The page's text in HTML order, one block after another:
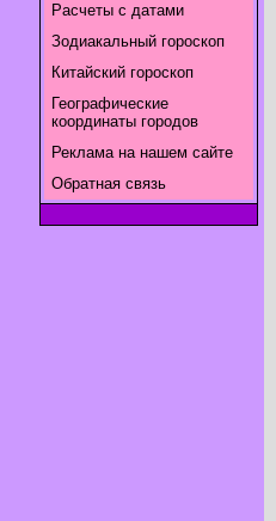
Расчеты с датами
Зодиакальный гороскоп
Китайский гороскоп
Географические
координаты городов
Реклама на нашем сайте
Обратная связь